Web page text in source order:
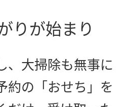
りが始まり
、大掃除も無事に
約の「おせち」を